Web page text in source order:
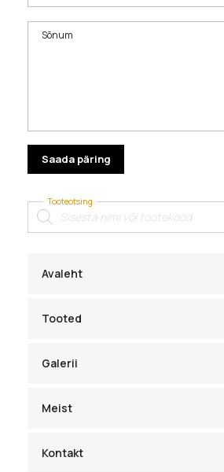
Tooteotsing
Products
search
Avaleht
Tooted
Galerii
Meist
Kontakt
Sõnum